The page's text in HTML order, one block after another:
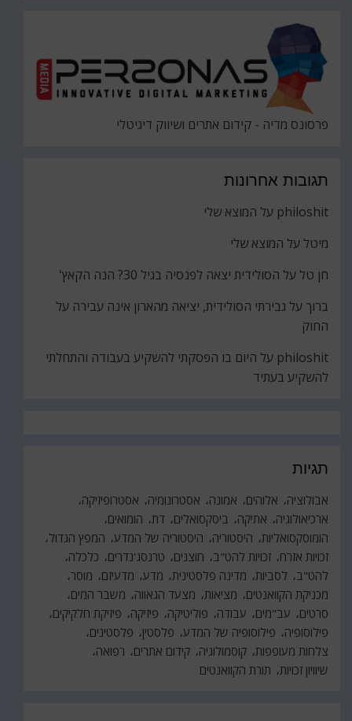
פרסונס מדיה - קידום אתרים ושיווק דיגיטלי
תגובות אחרונות
philoshit על המוצא שלי
מיטל על המוצא שלי
חן טל על הסולידית יצאה לפנסיה בגיל 30? הנה הקאץ'
ברוך על גבירתי הסולידית, יציאה מהארון אינה עבירה על
החוק
philoshit על היום בו הפסקתי להשקיע בעבודה והתחלתי
להשקיע בעתיד
תגיות
אבולוציה אלוהים אמונה אסטרונומיה
אסטרופיזיקה
ארכיאולוגיה
אתיקה ביסקסואלים דת
הומואים
הומוסקסואליות
היסטוריה היסטוריה של המדע
המפץ הגדול
זכויות אזרח זכויות להט"ב חוצנים טרנסג'נדרים
כלכלה
להט"ב
לסביות מדינה פלסטינית מדע מדעיזם
מוסר
מכניקת הקוואנטים
מציאות מצעד הגאווה
משבר המים
סרטים
עב"מים עבודה פוליטיקה פיזיקה
פיזיקת חלקיקים
פילוסופיה
פילוסופיה של המדע פלסטין פלסטינים
צלחות מעופפות קוסמולוגיה קידום אתרים
רפואה
שיוויון זכויות
תורת הקוואנטים